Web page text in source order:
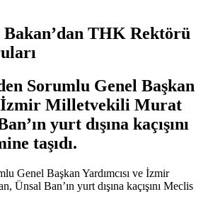
THK Rektörü
Sorumlu Genel Başkan
İzmir Milletvekili Murat
yurt dışına kaçışını
taşıdı.
Genel Başkan Yardımcısı ve İzmir
Ban’ın yurt dışına kaçışını Meclis